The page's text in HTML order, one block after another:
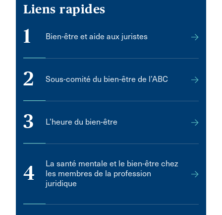
Liens rapides
1 Bien-être et aide aux juristes
2 Sous-comité du bien-être de l’ABC
3 L’heure du bien-être
4
La santé mentale et le bien-être chez
les membres de la profession
juridique